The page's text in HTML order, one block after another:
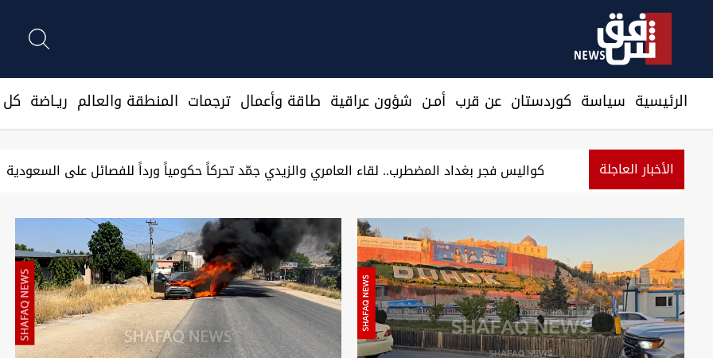
الرئيسية سیاسة كوردستان عن قرب أمـن شؤون عراقية طاقة وأعمال ترجمات المنطقة والعالم ريـاضة كل
الأخبار العاجلة الإطاحة بـ"أصحاب سوابق" وثلاثة متهمين بغرق شاب في بغداد والسليمانية